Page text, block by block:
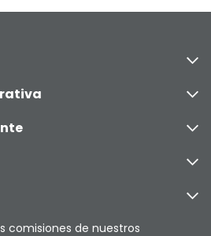
comisiones de nuestros